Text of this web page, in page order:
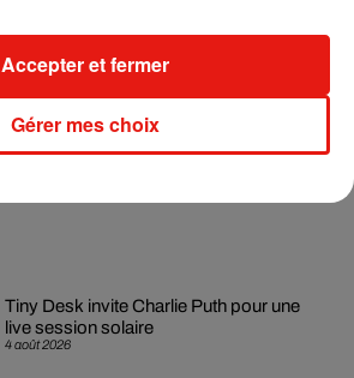
4 août 2026
Tiny Desk invite Charlie Puth pour une
live session solaire
Gérer mes choix
Accepter et fermer